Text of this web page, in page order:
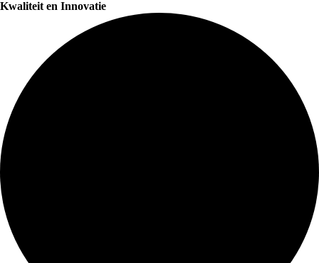
Kwaliteit en Innovatie